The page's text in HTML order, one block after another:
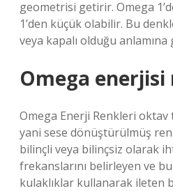
geometrisi getirir. Omega
1’den küçük olabilir. Bu
veya kapalı olduğu anlamına
Omega enerjisi
Omega Enerji Renkleri oktav
yani sese dönüştürülmüş
bilinçli veya bilinçsiz olarak
frekanslarını belirleyen ve
kulaklıklar kullanarak ileten